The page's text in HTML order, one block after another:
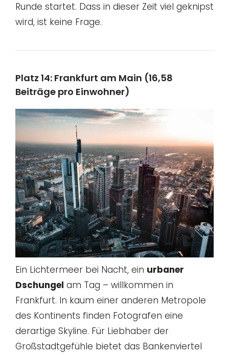
Runde startet. Dass in dieser Zeit viel geknipst
wird, ist keine Frage.
Platz 14: Frankfurt am Main (16,58
Beiträge pro Einwohner)
Ein Lichtermeer bei Nacht, ein urbaner
Dschungel am Tag – willkommen in
Frankfurt. In kaum einer anderen Metropole
des Kontinents finden Fotografen eine
derartige Skyline. Für Liebhaber der
Großstadtgefühle bietet das Bankenviertel